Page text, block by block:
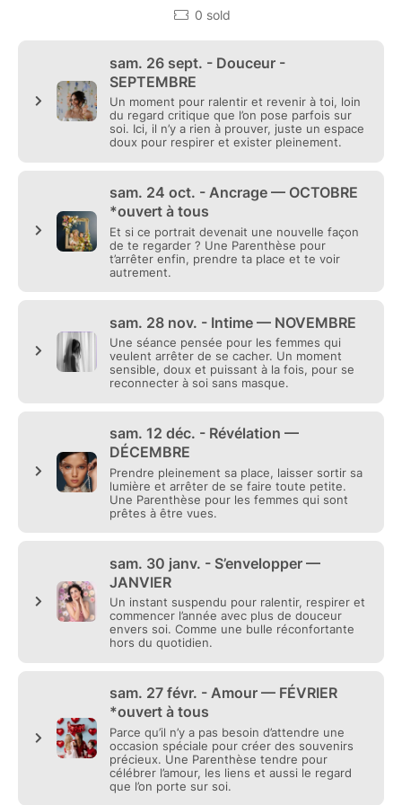
À attendre d’avoir plus confiance. À attendre de se
version d’elles-mêmes avant d’oser vraiment exister.
Parenthèse a été pensé pour toi ! Pas comme une
simple séance photo. Mais comme un espace où l’on
ralentit enfin. Où l’on dépose ce que l’on porte. Où
rôles, son quotidien.
Un endroit pour revenir à soi avec plus de douceur.
Et parfois aussi… se redécouvrir plus libre, plus
vivante, plus lumineuse.
☀️ -> COMMENT ÇA FONCTIONNE ?
• 1 Parenthèse chaque dernier samedi du mois
• seulement 6 places par date
• séances de 45 minutes
• option maquillage disponible
• certaines Parenthèses sont exclusivement
réservées aux femmes, d’autres ouvertes à tous
???? LES COLLECTIONS PARENTHÈSE
Tu peux vivre une seule Parenthèse.
Comme un moment suspendu à une période précise
de ta vie.
Et honnêtement… c’est probablement la façon la plus
forte de vivre ce projet.
Parce qu’il y a quelque chose de puissant à se voir
évoluer au fil des mois.
À travers différentes émotions. Différentes saisons.
Différentes versions de soi qui émergent peu à peu.